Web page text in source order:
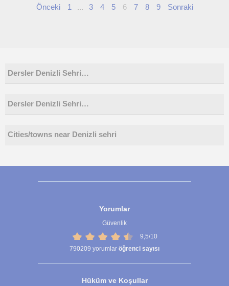
Önceki 1 3 4 5 6 7 8 9 Sonraki
Dersler Denizli Sehri…
Dersler Denizli Sehri…
Cities/towns near Denizli sehri
Yorumlar
Güvenlik
9,5/10
790209 yorumlar öğrenci sayısı
Hüküm ve Koşullar